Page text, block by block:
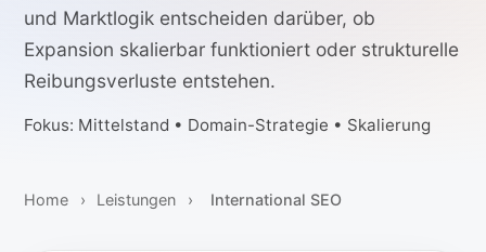
und Marktlogik entscheiden darüber, ob
Expansion skalierbar funktioniert oder strukturelle
Reibungsverluste entstehen.
Fokus: Mittelstand • Domain-Strategie • Skalierung
Home › Leistungen › International SEO